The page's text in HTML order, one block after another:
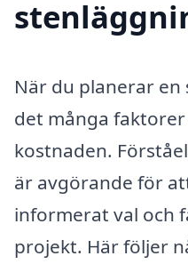
När du planerar
det många
kostnaden.
är avgörande för
informerat val och
projekt. Här följer